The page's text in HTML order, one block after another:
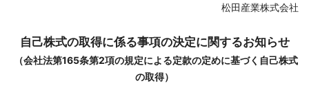
松田産業株式会社
自己株式の取得に係る事項の決定に関するお知らせ
（会社法第165条第2項の規定による定款の定めに基づく自己株式
の取得）